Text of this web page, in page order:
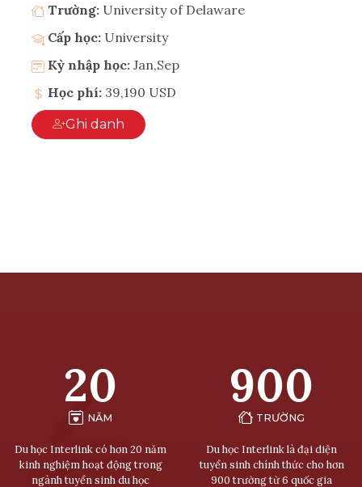
Trường: University of Delaware
Cấp học: University
Kỳ nhập học: Jan,Sep
Học phí: 39,190 USD
Ghi danh
20
NĂM
Du học Interlink có hơn 20 năm
kinh nghiệm hoạt động trong
ngành tuyển sinh du học
900
TRƯỜNG
Du học Interlink là đại diện
tuyển sinh chính thức cho hơn
900 trường từ 6 quốc gia